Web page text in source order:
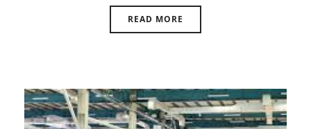
READ MORE